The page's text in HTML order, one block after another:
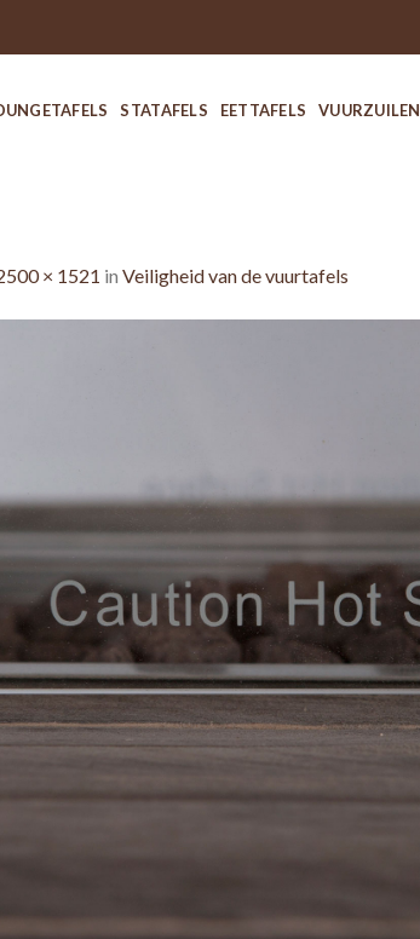
STATAFELS EETTAFELS VUURZUILEN
× 1521 in Veiligheid van de vuurtafels